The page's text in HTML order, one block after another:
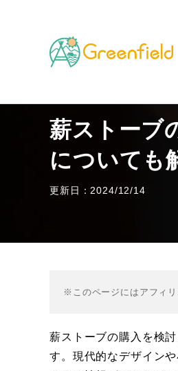
TOP キャンプのフィー
薪ストーブ
についても
更新日：2024/12/14
※このページにはアフィリ
薪ストーブの購入を検
す。現代的なデザイン